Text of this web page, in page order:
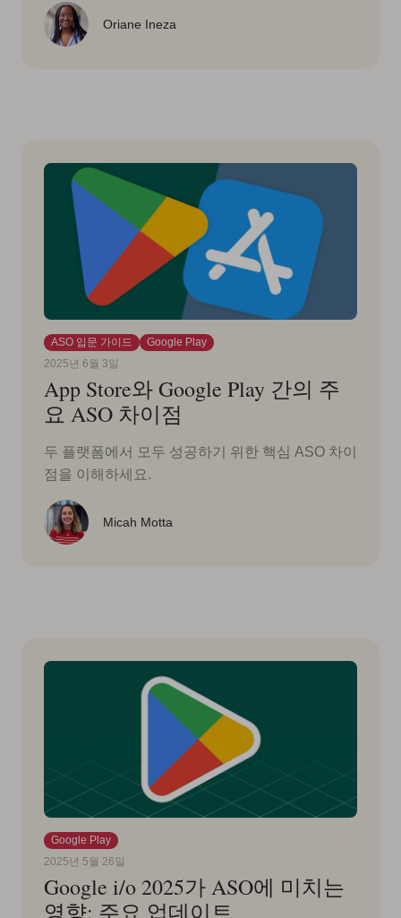
Oriane Ineza
ASO 입문 가이드
Google Play
2025년 6월 3일
App Store와 Google Play 간의 주
요 ASO 차이점
두 플랫폼에서 모두 성공하기 위한 핵심 ASO 차이
점을 이해하세요.
Micah Motta
Google Play
2025년 5월 26일
Google i/o 2025가 ASO에 미치는
영향: 주요 업데이트